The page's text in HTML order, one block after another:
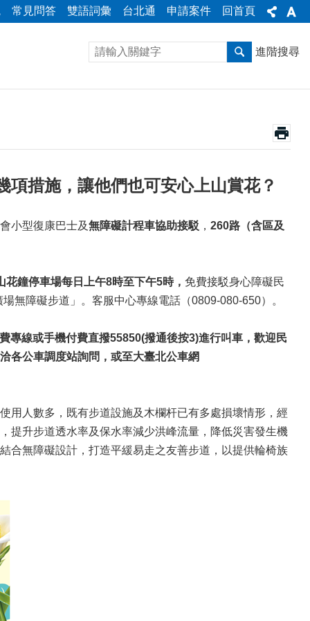
常見問答 雙語詞彙 台北通 申請案件 回首頁
進階搜尋
措施，讓他們也可安心上山賞花？
小型復康巴士及無障礙計程車協助接駁 ， 260路（含區及
花鐘停車場每日上午8時至下午5時， 免費接駁身心障礙民
無障礙步道」。客服中心專線電話（0809-080-650）。
專線或手機付費直撥55850(撥通後按3)進行叫車，歡迎民
各公車調度站詢問，或至大臺北公車網
用人數多，既有步道設施及木欄杆已有多處損壞情形，經
提升步道透水率及保水率減少洪峰流量，降低災害發生機
合無障礙設計，打造平緩易走之友善步道，以提供輪椅族